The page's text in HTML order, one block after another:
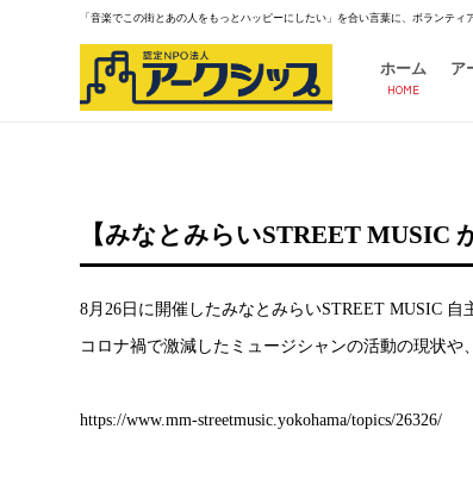
「音楽でこの街とあの人をもっとハッピーにしたい」を合い言葉に、ボランテ
ホーム
HOME
ア
【みなとみらいSTREET MUSIC
8月26日に開催したみなとみらいSTREET MUSIC
コロナ禍で激減したミュージシャンの活動の現状
https://www.mm-streetmusic.yokohama/topics/26326/